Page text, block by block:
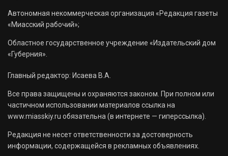
Автономная некоммерческая организация «Редакция газеты
«Миасский рабочий»;
Областное государственное учреждение «Издательский дом
«Губерния».
Главный редактор: Исаева В.А.
Все права защищены и охраняются законом. При полном или
частичном использовании материалов ссылка на
www.miasskiy.ru обязательна (в интернете — гиперссылка).
Редакция не несет ответственности за достоверность
информации, содержащейся в рекламных объявлениях.